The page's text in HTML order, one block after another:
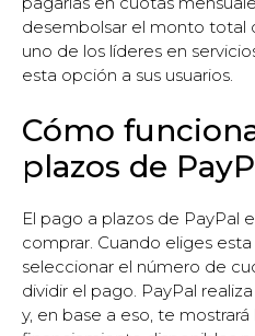
desembolsar el monto total
uno de los líderes en
esta opción a sus usuarios.
Cómo
plazos de
El pago a plazos de PayPal
comprar. Cuando eliges
seleccionar el número de
dividir el pago. PayPal
y, en base a eso, te